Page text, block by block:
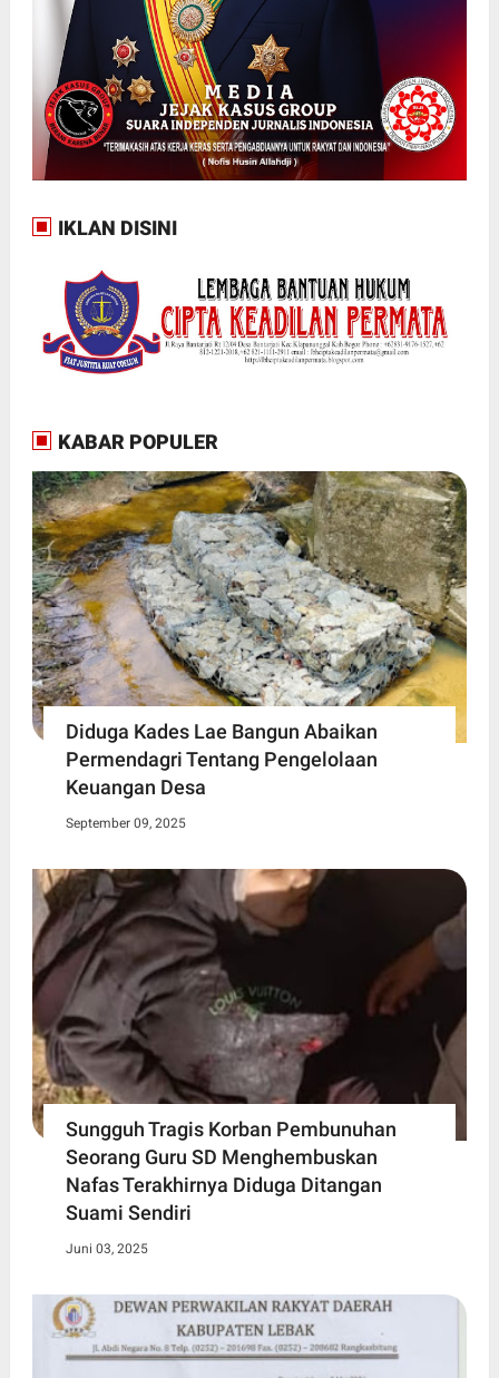
IKLAN DISINI
KABAR POPULER
Diduga Kades Lae Bangun Abaikan
Permendagri Tentang Pengelolaan
Keuangan Desa
September 09, 2025
Sungguh Tragis Korban Pembunuhan
Seorang Guru SD Menghembuskan
Nafas Terakhirnya Diduga Ditangan
Suami Sendiri
Juni 03, 2025